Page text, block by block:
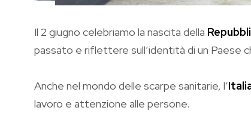
Il 2 giugno celebriamo la nascita della
passato e riflettere sull’identità di un Paese
Anche nel mondo delle scarpe sanitarie, l’
lavoro e attenzione alle persone.